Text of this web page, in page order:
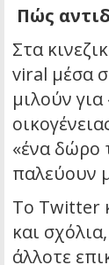
Πώς
Στα
viral μέσα
μιλούν
«ένα δώρο
παλεύουν
Το Twitter
και
άλλοτε